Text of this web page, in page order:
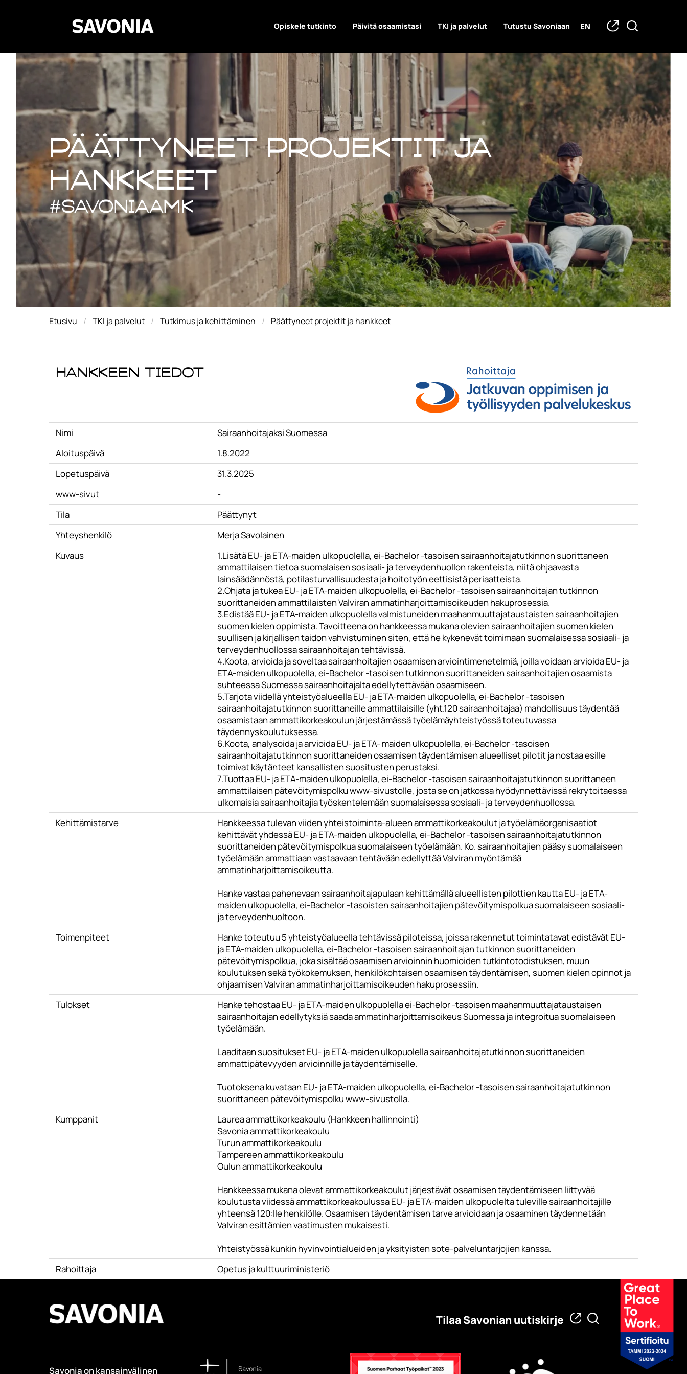
Opiskele tutkinto Päivitä osaamistasi TKI ja palvelut Tutustu Savoniaan EN
Päättyneet projektit ja hankkeet
Päättyneet projektit ja
hankkeet
#savoniaAMK
Etusivu TKI ja palvelut Tutkimus ja kehittäminen Päättyneet projektit ja hankkeet
Hankkeen tiedot
Nimi
Sairaanhoitajaksi Suomessa
Aloituspäivä
1.8.2022
Lopetuspäivä
31.3.2025
www-sivut
-
Tila
Päättynyt
Yhteyshenkilö
Merja Savolainen
Kuvaus
1.Lisätä EU- ja ETA-maiden ulkopuolella, ei-Bachelor -tasoisen sairaanhoitajatutkinnon suorittaneen
ammattilaisen tietoa suomalaisen sosiaali- ja terveydenhuollon rakenteista, niitä ohjaavasta
lainsäädännöstä, potilasturvallisuudesta ja hoitotyön eettisistä periaatteista.
2.Ohjata ja tukea EU- ja ETA-maiden ulkopuolella, ei-Bachelor -tasoisen sairaanhoitajan tutkinnon
suorittaneiden ammattilaisten Valviran ammatinharjoittamisoikeuden hakuprosessia.
3.Edistää EU- ja ETA-maiden ulkopuolella valmistuneiden maahanmuuttajataustaisten sairaanhoitajien
suomen kielen oppimista. Tavoitteena on hankkeessa mukana olevien sairaanhoitajien suomen kielen
suullisen ja kirjallisen taidon vahvistuminen siten, että he kykenevät toimimaan suomalaisessa sosiaali- ja
terveydenhuollossa sairaanhoitajan tehtävissä.
4.Koota, arvioida ja soveltaa sairaanhoitajien osaamisen arviointimenetelmiä, joilla voidaan arvioida EU- ja
ETA-maiden ulkopuolella, ei-Bachelor -tasoisen tutkinnon suorittaneiden sairaanhoitajien osaamista
suhteessa Suomessa sairaanhoitajalta edellytettävään osaamiseen.
5.Tarjota viidellä yhteistyöalueella EU- ja ETA-maiden ulkopuolella, ei-Bachelor -tasoisen
sairaanhoitajatutkinnon suorittaneille ammattilaisille (yht.120 sairaanhoitajaa) mahdollisuus täydentää
osaamistaan ammattikorkeakoulun järjestämässä työelämäyhteistyössä toteutuvassa
täydennyskoulutuksessa.
6.Koota, analysoida ja arvioida EU- ja ETA- maiden ulkopuolella, ei-Bachelor -tasoisen
sairaanhoitajatutkinnon suorittaneiden osaamisen täydentämisen alueelliset pilotit ja nostaa esille
toimivat käytänteet kansallisten suositusten perustaksi.
7.Tuottaa EU- ja ETA-maiden ulkopuolella, ei-Bachelor -tasoisen sairaanhoitajatutkinnon suorittaneen
ammattilaisen pätevöitymispolku www-sivustolle, josta se on jatkossa hyödynnettävissä rekrytoitaessa
ulkomaisia sairaanhoitajia työskentelemään suomalaisessa sosiaali- ja terveydenhuollossa.
Kehittämistarve
Hankkeessa tulevan viiden yhteistoiminta-alueen ammattikorkeakoulut ja työelämäorganisaatiot
kehittävät yhdessä EU- ja ETA-maiden ulkopuolella, ei-Bachelor -tasoisen sairaanhoitajatutkinnon
suorittaneiden pätevöitymispolkua suomalaiseen työelämään. Ko. sairaanhoitajien pääsy suomalaiseen
työelämään ammattiaan vastaavaan tehtävään edellyttää Valviran myöntämää
ammatinharjoittamisoikeutta.
Hanke vastaa pahenevaan sairaanhoitajapulaan kehittämällä alueellisten pilottien kautta EU- ja ETA-
maiden ulkopuolella, ei-Bachelor -tasoisten sairaanhoitajien pätevöitymispolkua suomalaiseen sosiaali-
ja terveydenhuoltoon.
Toimenpiteet
Hanke toteutuu 5 yhteistyöalueella tehtävissä piloteissa, joissa rakennetut toimintatavat edistävät EU-
ja ETA-maiden ulkopuolella, ei-Bachelor -tasoisen sairaanhoitajan tutkinnon suorittaneiden
pätevöitymispolkua, joka sisältää osaamisen arvioinnin huomioiden tutkintotodistuksen, muun
koulutuksen sekä työkokemuksen, henkilökohtaisen osaamisen täydentämisen, suomen kielen opinnot ja
ohjaamisen Valviran ammatinharjoittamisoikeuden hakuprosessiin.
Tulokset
Hanke tehostaa EU- ja ETA-maiden ulkopuolella ei-Bachelor -tasoisen maahanmuuttajataustaisen
sairaanhoitajan edellytyksiä saada ammatinharjoittamisoikeus Suomessa ja integroitua suomalaiseen
työelämään.
Laaditaan suositukset EU- ja ETA-maiden ulkopuolella sairaanhoitajatutkinnon suorittaneiden
ammattipätevyyden arvioinnille ja täydentämiselle.
Tuotoksena kuvataan EU- ja ETA-maiden ulkopuolella, ei-Bachelor -tasoisen sairaanhoitajatutkinnon
suorittaneen pätevöitymispolku www-sivustolla.
Kumppanit
Laurea ammattikorkeakoulu (Hankkeen hallinnointi)
Savonia ammattikorkeakoulu
Turun ammattikorkeakoulu
Tampereen ammattikorkeakoulu
Oulun ammattikorkeakoulu
Hankkeessa mukana olevat ammattikorkeakoulut järjestävät osaamisen täydentämiseen liittyvää
koulutusta viidessä ammattikorkeakoulussa EU- ja ETA-maiden ulkopuolelta tuleville sairaanhoitajille
yhteensä 120:lle henkilölle. Osaamisen täydentämisen tarve arvioidaan ja osaaminen täydennetään
Valviran esittämien vaatimusten mukaisesti.
Yhteistyössä kunkin hyvinvointialueiden ja yksityisten sote-palveluntarjojien kanssa.
Rahoittaja
Opetus ja kulttuuriministeriö
Tilaa Savonian uutiskirje
Savonia on kansainvälinen